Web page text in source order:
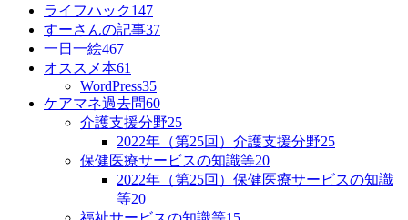
ライフハック147
すーさんの記事37
一日一絵467
オススメ本61
WordPress35
ケアマネ過去問60
介護支援分野25
2022年（第25回）介護支援分野25
保健医療サービスの知識等20
2022年（第25回）保健医療サービスの知識
等20